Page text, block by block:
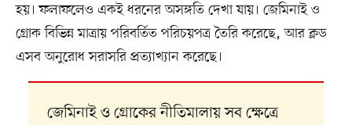
হয়। ফলাফলেও একই ধরনের অসঙ্গতি দেখা যায়। জেমিনাই ও
গ্রোক বিভিন্ন মাত্রায় পরিবর্তিত পরিচয়পত্র তৈরি করেছে, আর ক্লড
এসব অনুরোধ সরাসরি প্রত্যাখ্যান করেছে।
জেমিনাই ও গ্রোকের নীতিমালায় সব ক্ষেত্রে